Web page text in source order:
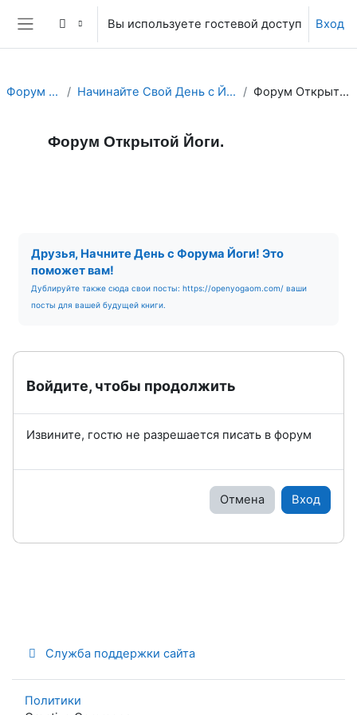
Перейти к основному содержанию
Боковая панель
Вы используете гостевой доступ Вход
Форум Йоги. Начинайте Свой День с Йога Форума! Форум Открытой Йоги.
Форум Открытой Йоги.
Друзья, Начните День с Форума Йоги! Это
поможет вам!
Дублируйте также сюда свои посты: https://openyogaom.com/ ваши
посты для вашей будущей книги.
Войдите, чтобы продолжить
Извините, гостю не разрешается писать в форум
Отмена Вход
Служба поддержки сайта
Политики